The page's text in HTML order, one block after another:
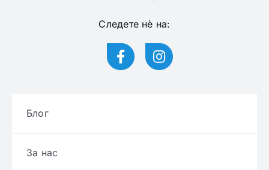
Следете нѐ на:
Блог
За нас